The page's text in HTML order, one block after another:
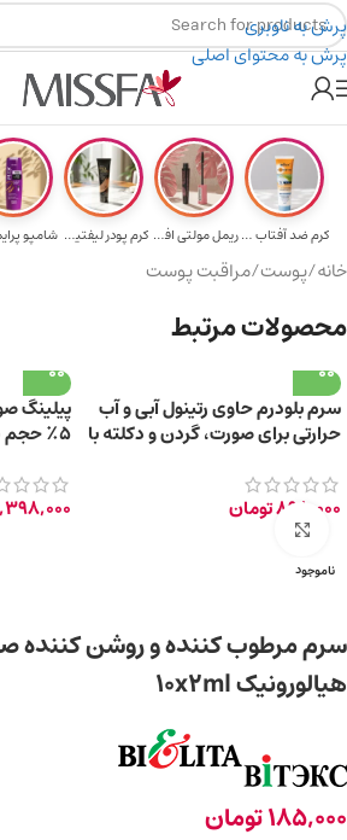
پرش به ناوبری
پرش به محتوای اصلی
هدیه برای خرید های بالای ۵ میلیون تومن
کرم ضد آفتاب حا... ریمل مولتی افکت... کرم پودر لیفتین...
خانه/پوست/مراقبت پوست
محصولات مرتبط
سرم بلودرم حاوی رتینول آبی و آب
حرارتی برای صورت، گردن و دکلته با
898,000تومان
پیلینگ
۵٪ حجم ۳۰ میلی لیتر
ناموجود
برای بزرگ‌نمایی کلیک کنید
سرم مرطوب کننده و روشن کننده
هیالورونیک 10x2ml
185,000تومان